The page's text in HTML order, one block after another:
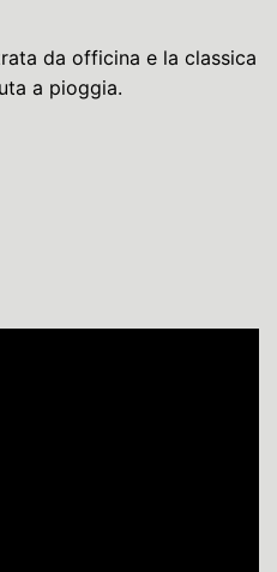
da officina e la classica
a pioggia.